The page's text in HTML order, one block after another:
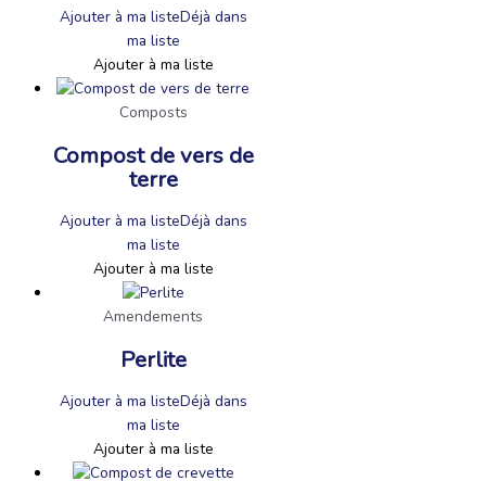
Ajouter à ma listeDéjà dans
ma liste
Ajouter à ma liste
Composts
Compost de vers de
terre
Ajouter à ma listeDéjà dans
ma liste
Ajouter à ma liste
Amendements
Perlite
Ajouter à ma listeDéjà dans
ma liste
Ajouter à ma liste